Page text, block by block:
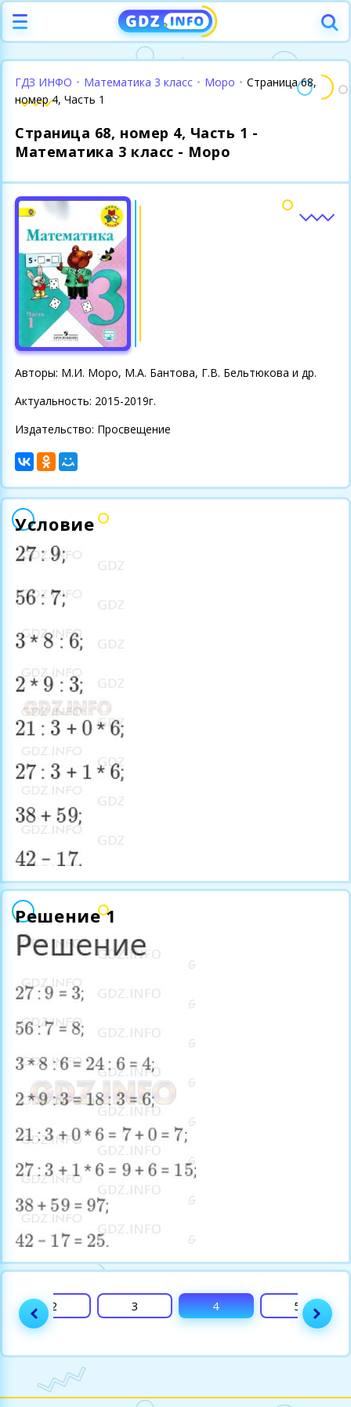
ГДЗ ИНФО • Математика 3 класс • Моро • Страница 68,
номер 4, Часть 1
Страница 68, номер 4, Часть 1 -
Математика 3 класс - Моро
Авторы: М.И. Моро, М.А. Бантова, Г.В. Бельтюкова и др.
Актуальность: 2015-2019г.
Издательство: Просвещение
Условие
Решение 1
2 3 4 5